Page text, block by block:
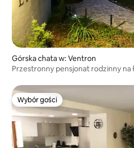
Górska chata w: Ventron
Przestronny pensjonat rodzinny na
Wybór gości
Wybór gości